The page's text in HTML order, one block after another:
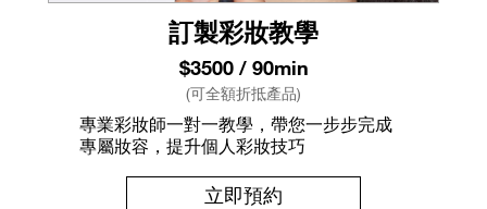
訂製彩妝教學
$3500 / 90min
(可全額折抵產品)
專業彩妝師一對一教學，帶您一步步完成
專屬妝容，提升個人彩妝技巧
立即預約